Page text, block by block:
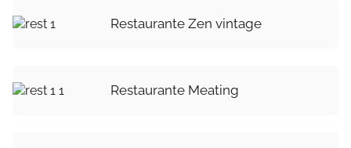
Restaurante Zen vintage
Restaurante Meating